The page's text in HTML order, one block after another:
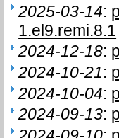
2025-03-14:
1.el9.remi.8.1
2024-12-18:
2024-10-21:
2024-10-04:
2024-09-13: